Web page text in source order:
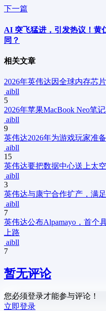
下一篇
AI 突飞猛进，引发热议！黄
同？
相关文章
2026年英伟达因全球内存芯
aibll
5
2026年苹果MacBook Neo笔
aibll
9
英伟达2026年为游戏玩家准
aibll
15
英伟达要把数据中心送上太
aibll
3
英伟达与康宁合作扩产，满
aibll
7
英伟达公布Alpamayo，首个
上路
aibll
7
暂无评论
您必须登录才能参与评论！
立即登录